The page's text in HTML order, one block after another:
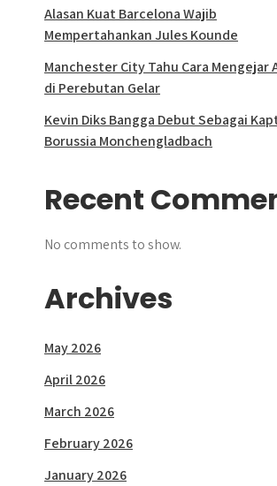
Alasan Kuat Barcelona Wajib
Mempertahankan Jules Kounde
Manchester City Tahu Cara Mengejar
di Perebutan Gelar
Kevin Diks Bangga Debut Sebagai
Borussia Monchengladbach
Recent
No comments to show.
Archives
May 2026
April 2026
March 2026
February 2026
January 2026